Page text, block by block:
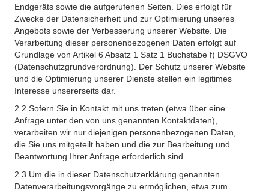
Endgeräts sowie die aufgerufenen Seiten. Dies erfolgt für
Zwecke der Datensicherheit und zur Optimierung unseres
Angebots sowie der Verbesserung unserer Website. Die
Verarbeitung dieser personenbezogenen Daten erfolgt auf
Grundlage von Artikel 6 Absatz 1 Satz 1 Buchstabe f) DSGVO
(Datenschutzgrundverordnung). Der Schutz unserer Website
und die Optimierung unserer Dienste stellen ein legitimes
Interesse unsererseits dar.
2.2 Sofern Sie in Kontakt mit uns treten (etwa über eine
Anfrage unter den von uns genannten Kontaktdaten),
verarbeiten wir nur diejenigen personenbezogenen Daten,
die Sie uns mitgeteilt haben und die zur Bearbeitung und
Beantwortung Ihrer Anfrage erforderlich sind.
2.3 Um die in dieser Datenschutzerklärung genannten
Datenverarbeitungsvorgänge zu ermöglichen, etwa zum